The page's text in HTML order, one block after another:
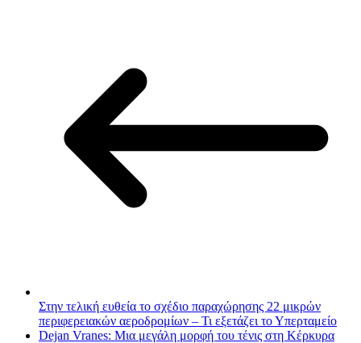
Στην τελική ευθεία το σχέδιο παραχώρησης 22 μικρών
περιφερειακών αεροδρομίων – Τι εξετάζει το Υπερταμείο
Dejan Vranes: Μια μεγάλη μορφή του τένις στη Κέρκυρα